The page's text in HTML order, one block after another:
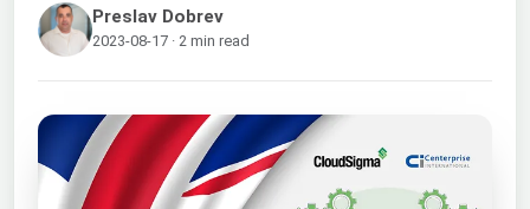
Preslav Dobrev
2023-08-17 · 2 min read